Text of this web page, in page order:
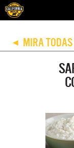
◀ MIRA